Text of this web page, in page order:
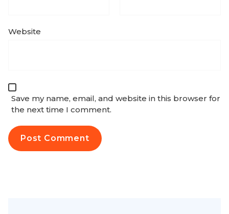
Website
Save my name, email, and website in this browser for
the next time I comment.